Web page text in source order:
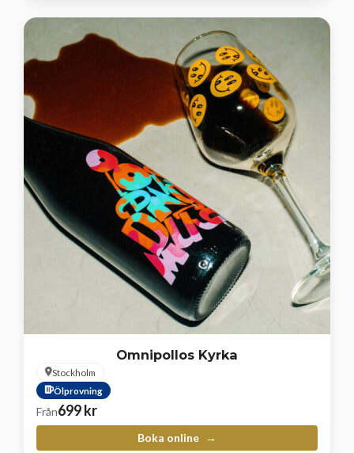
Omnipollos Kyrka
Stockholm
Ölprovning
Från699kr
Boka online